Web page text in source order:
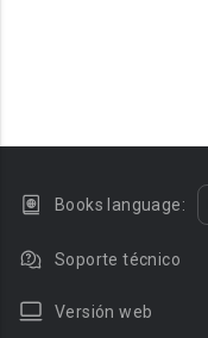
Books language:
Soporte técnico
Versión web